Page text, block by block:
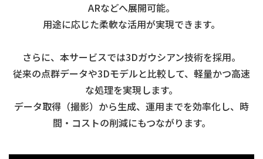
ARなどへ展開可能。
用途に応じた柔軟な活用が実現できます。
さらに、本サービスでは3Dガウシアン技術を採用。
従来の点群データや3Dモデルと比較して、軽量かつ高速
な処理を実現します。
データ取得（撮影）から生成、運用までを効率化し、時
間・コストの削減にもつながります。